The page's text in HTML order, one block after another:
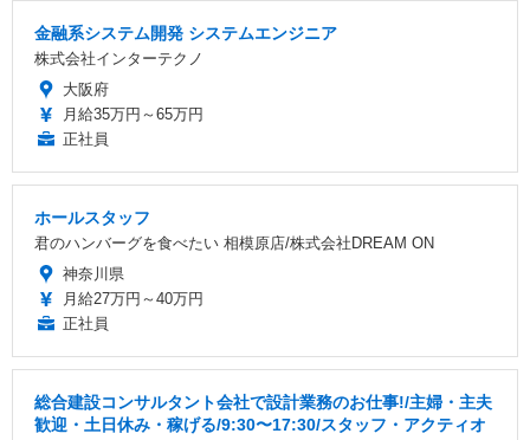
金融系システム開発 システムエンジニア
株式会社インターテクノ
大阪府
月給35万円～65万円
正社員
ホールスタッフ
君のハンバーグを食べたい 相模原店/株式会社DREAM ON
神奈川県
月給27万円～40万円
正社員
総合建設コンサルタント会社で設計業務のお仕事!/主婦・主夫
歓迎・土日休み・稼げる/9:30〜17:30/スタッフ・アクティオ